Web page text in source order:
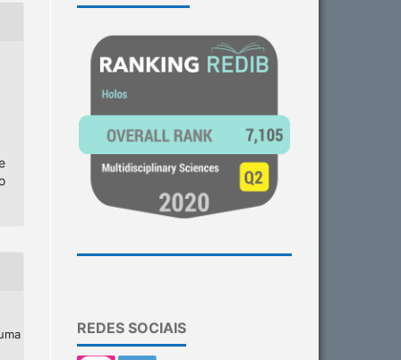
REDES SOCIAIS